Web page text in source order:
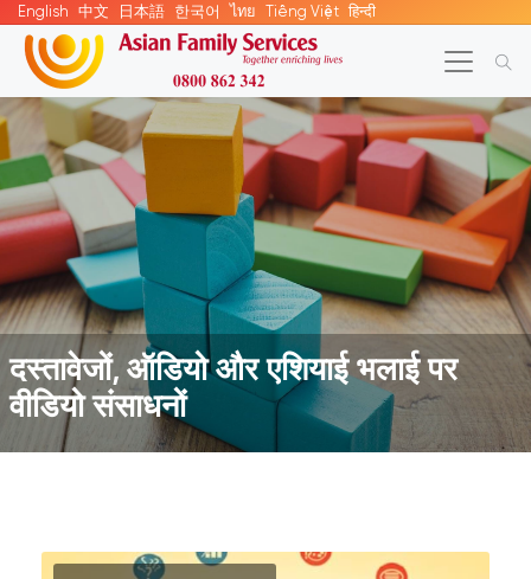
English 中文 日本語 한국어 ไทย Tiếng Việt हिन्दी
दस्तावेजों, ऑडियो और एशियाई भलाई पर
वीडियो संसाधनों